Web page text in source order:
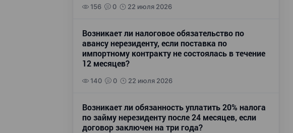
156 0 22 июля 2026
Возникает ли налоговое обязательство по
авансу нерезиденту, если поставка по
импортному контракту не состоялась в течение
12 месяцев?
140 0 22 июля 2026
Возникает ли обязанность уплатить 20% налога
по займу нерезиденту после 24 месяцев, если
договор заключен на три года?